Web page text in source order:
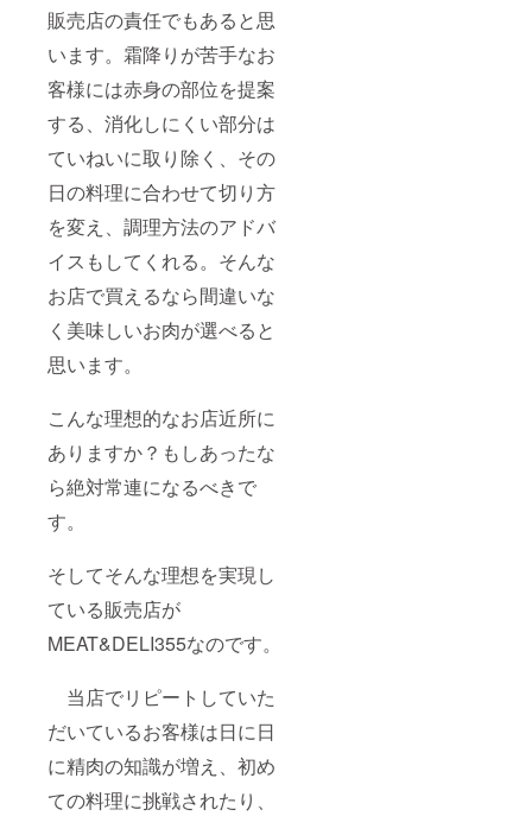
販売店の責任でもあると思
います。霜降りが苦手なお
客様には赤身の部位を提案
する、消化しにくい部分は
ていねいに取り除く、その
日の料理に合わせて切り方
を変え、調理方法のアドバ
イスもしてくれる。そんな
お店で買えるなら間違いな
く美味しいお肉が選べると
思います。
こんな理想的なお店近所に
ありますか？もしあったな
ら絶対常連になるべきで
す。
そしてそんな理想を実現し
ている販売店が
MEAT&DELI355なのです。
当店でリピートしていた
だいているお客様は日に日
に精肉の知識が増え、初め
ての料理に挑戦されたり、